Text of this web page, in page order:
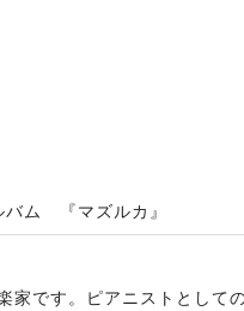
バム 『マズルカ』
家です。ピアニストとして